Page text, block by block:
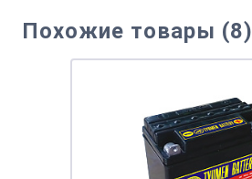
Похожие товары (8)